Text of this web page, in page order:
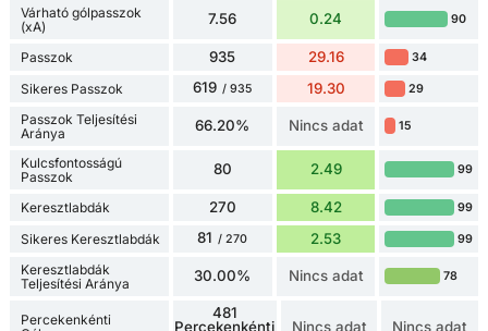
Várható gólpasszok
(xA)
7.56 0.24 90
Passzok 935 29.16 34
Sikeres Passzok 619 / 935 19.30 29
Passzok Teljesítési
Aránya
66.20% Nincs adat 15
Kulcsfontosságú
Passzok
80 2.49 99
Keresztlabdák 270 8.42 99
Sikeres Keresztlabdák 81 / 270 2.53 99
Keresztlabdák
Teljesítési Aránya
30.00% Nincs adat 78
Percekenkénti
481
Percekenkénti
Nincs adat Nincs adat